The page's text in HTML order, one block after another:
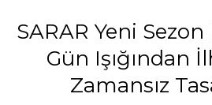
SARAR Yeni
Gün Işığından
Zamansız